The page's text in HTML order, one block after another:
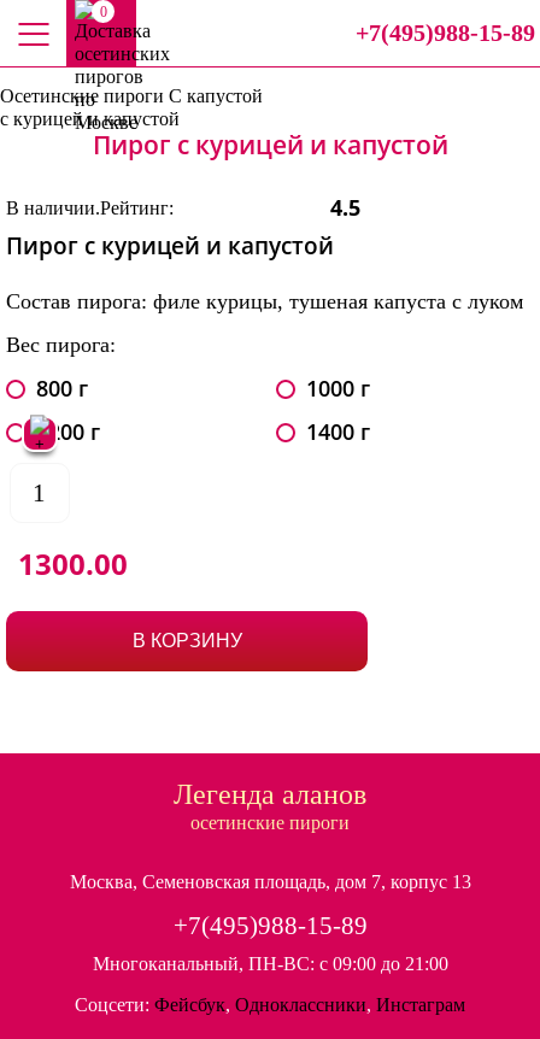
0
+7(495)988-15-89
Осетинские пироги С капустой
с курицей и капустой
Пирог с курицей и капустой
В наличии.Рейтинг: 4.5
Пирог с курицей и капустой
Состав пирога: филе курицы, тушеная капуста с луком
Вес пирога:
800 г
1000 г
1200 г
1400 г
1
1300.00
В КОРЗИНУ
Легенда аланов
осетинские пироги
Москва, Семеновская площадь, дом 7, корпус 13
+7(495)988-15-89
Многоканальный, ПН-ВС: с 09:00 до 21:00
Соцсети: Фейсбук, Одноклассники, Инстаграм